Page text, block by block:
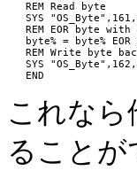
   REM Read byte
SYS
REM EOR byte with
byte% = byte% EOR
REM Write byte
SYS
これなら
ることが